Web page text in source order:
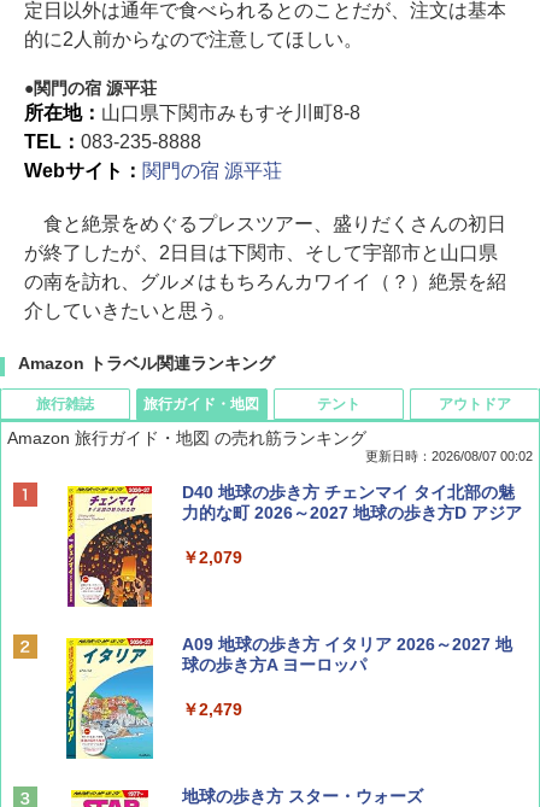
定日以外は通年で食べられるとのことだが、注文は基本
的に2人前からなので注意してほしい。
関門の宿 源平荘
所在地： 山口県下関市みもすそ川町8-8
TEL： 083-235-8888
Webサイト： 関門の宿 源平荘
食と絶景をめぐるプレスツアー、盛りだくさんの初日
が終了したが、2日目は下関市、そして宇部市と山口県
の南を訪れ、グルメはもちろんカワイイ（？）絶景を紹
介していきたいと思う。
Amazon トラベル関連ランキング
旅行雑誌
ディズニーファン ２０２６年 ９月号 [雑
誌] (ＤＩＳＮＥＹ ＦＡＮ)
￥713
BE-PAL(ビ-パル) 2026年 9 月号【特別付録:
SOTO ミニマル"旅"財布 ランダム2種】
￥1,500
山と溪谷 2026年8月号「南アルプス大全」
旅行ガイド・地図
Amazon 旅行ガイド・地図 の売れ筋ランキング
更新日時：2026/08/07 00:02
D40 地球の歩き方 チェンマイ タイ北部の魅
力的な町 2026～2027 地球の歩き方D アジア
￥2,079
A09 地球の歩き方 イタリア 2026～2027 地
球の歩き方A ヨーロッパ
￥2,479
地球の歩き方 スター・ウォーズ
テント アウトドア